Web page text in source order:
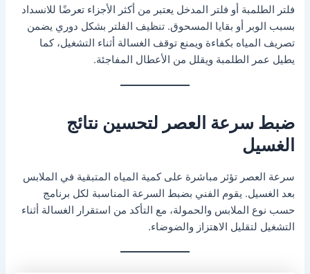
فلتر الطلمبة أو فلتر المدخل يعتبر من أكثر الأجزاء تعرضًا للانسداد
بسبب الوبر أو بقايا المسحوق. تنظيف الفلتر بشكل دوري يضمن
تصريف المياه بكفاءة ويمنع توقف الغسالة أثناء التشغيل، كما
يطيل عمر الطلمبة ويقلل من الأعطال المفاجئة.
ضبط سرعة العصر لتحسين نتائج
الغسيل
سرعة العصر تؤثر مباشرة على كمية المياه المتبقية في الملابس
بعد الغسيل. يقوم الفني بضبط السرعة المناسبة لكل برنامج
حسب نوع الملابس والحمولة، مع التأكد من استقرار الغسالة أثناء
التشغيل لتقليل الاهتزاز والضوضاء.